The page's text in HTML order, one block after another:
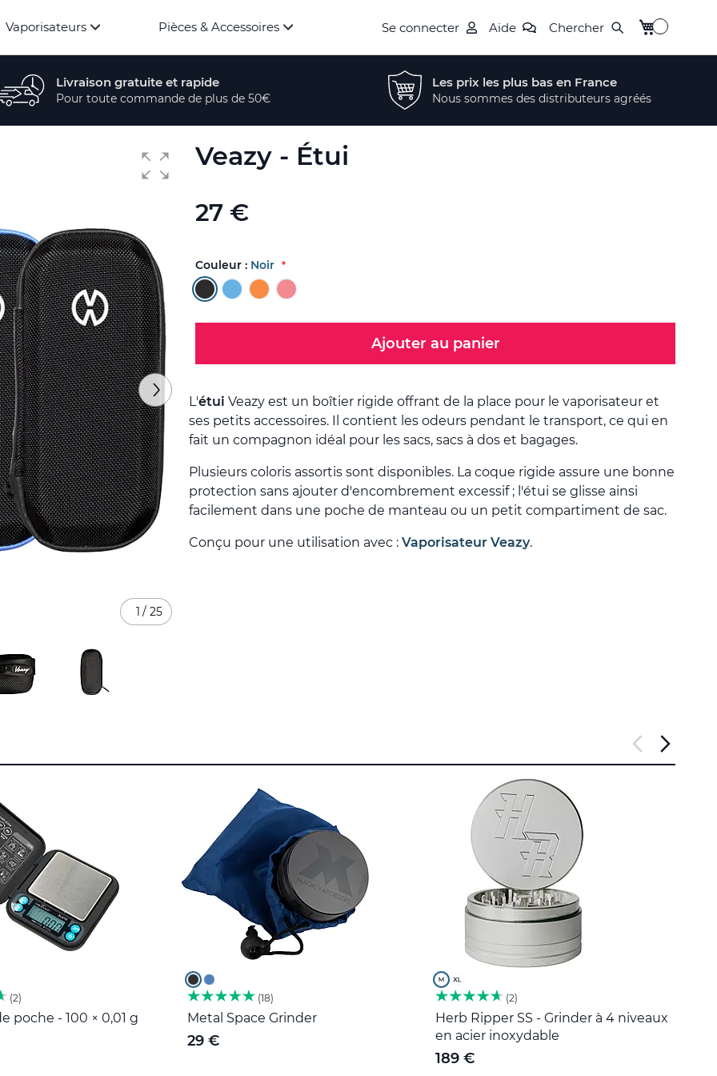
Vaporisateurs Pièces & Accessoires Se connecter Aide Chercher Mon panier
Livraison gratuite et rapide
Pour toute commande de plus de 50€
Les prix les plus bas en France
Nous sommes des distributeurs agréés
Veazy - Étui
27 €
Couleur : Noir
Ajouter au panier
L'étui Veazy est un boîtier rigide offrant de la place pour le vaporisateur et
ses petits accessoires. Il contient les odeurs pendant le transport, ce qui en
fait un compagnon idéal pour les sacs, sacs à dos et bagages.
Plusieurs coloris assortis sont disponibles. La coque rigide assure une bonne
protection sans ajouter d'encombrement excessif ; l'étui se glisse ainsi
facilement dans une poche de manteau ou un petit compartiment de sac.
Conçu pour une utilisation avec : Vaporisateur Veazy.
1 / 25
2
poche - 100 × 0,01 g
18
Metal Space Grinder
29 €
2
Herb Ripper SS - Grinder à 4 niveaux
en acier inoxydable
189 €